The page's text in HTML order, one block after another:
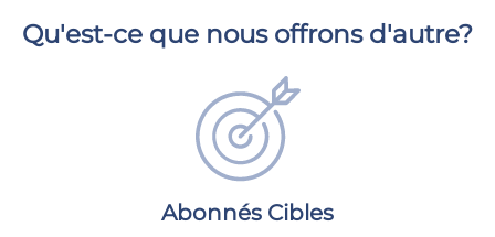
Qu'est-ce que nous offrons d'autre?
Abonnés Cibles